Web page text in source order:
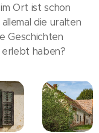
Ort ist schon
die uralten
Geschichten
erlebt haben?